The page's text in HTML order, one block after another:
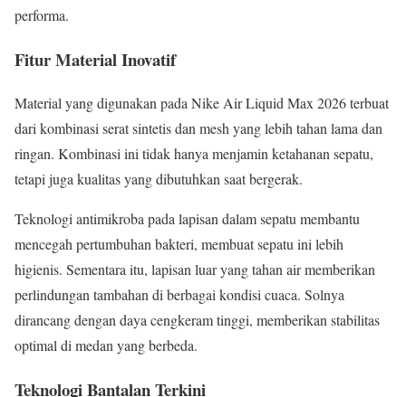
performa.
Fitur Material Inovatif
Material yang digunakan pada Nike Air Liquid Max 2026 terbuat
dari kombinasi serat sintetis dan mesh yang lebih tahan lama dan
ringan. Kombinasi ini tidak hanya menjamin ketahanan sepatu,
tetapi juga kualitas yang dibutuhkan saat bergerak.
Teknologi antimikroba pada lapisan dalam sepatu membantu
mencegah pertumbuhan bakteri, membuat sepatu ini lebih
higienis. Sementara itu, lapisan luar yang tahan air memberikan
perlindungan tambahan di berbagai kondisi cuaca. Solnya
dirancang dengan daya cengkeram tinggi, memberikan stabilitas
optimal di medan yang berbeda.
Teknologi Bantalan Terkini